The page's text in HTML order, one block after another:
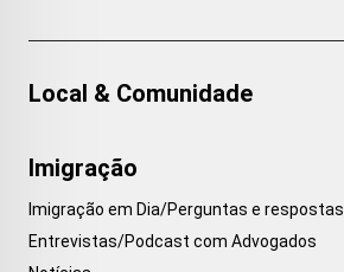
Local & Comunidade
Imigração
Imigração em Dia/Perguntas e respostas
Entrevistas/Podcast com Advogados